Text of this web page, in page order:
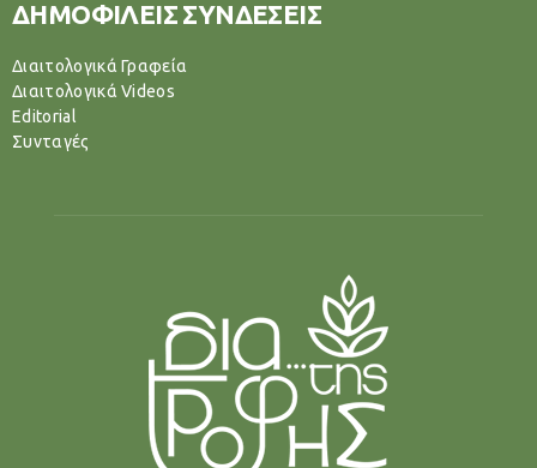
ΔΗΜΟΦΙΛΕΙΣ ΣΥΝΔΕΣΕΙΣ
Διαιτολογικά Γραφεία
Διαιτολογικά Videos
Editorial
Συνταγές